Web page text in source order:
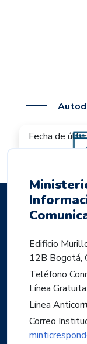
Ir a la
Fecha de
Edificio
12B Bogotá,
Teléfono
Línea Gratuita:
Línea
Correo